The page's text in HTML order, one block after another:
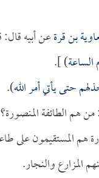
بن قرةعن أبيه
) ].
حتى يأتي أمر الله).
: من هم الطائفة
المستقيمون على
المزارع والنجار.